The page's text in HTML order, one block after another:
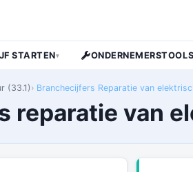
STARTEN▾
(33.1) Branchecijfers Reparatie van
reparatie van